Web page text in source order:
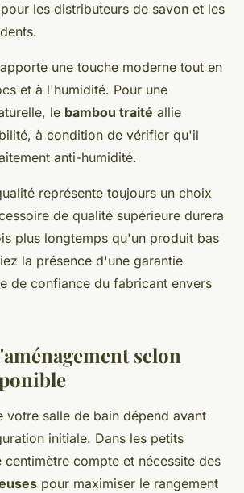
les distributeurs de savon et les
une touche moderne tout en
et à l'humidité. Pour une
le bambou traité allie
à condition de vérifier qu'il
anti-humidité.
représente toujours un choix
de qualité supérieure durera
plus longtemps qu'un produit bas
la présence d'une garantie
de confiance du fabricant envers
selon
votre salle de bain dépend avant
initiale. Dans les petits
centimètre compte et nécessite des
pour maximiser le rangement